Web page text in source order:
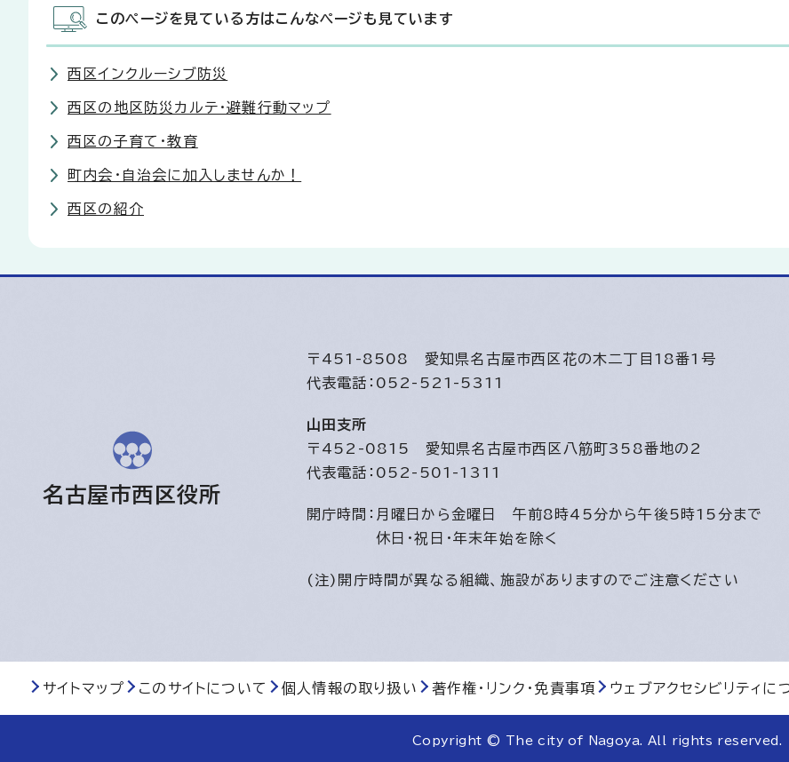
このページを見ている方はこんなページも見ています
西区インクルーシブ防災
西区の地区防災カルテ・避難行動マップ
西区の子育て・教育
町内会・自治会に加入しませんか！
西区の紹介
名古屋市西区役所
〒451-8508 愛知県名古屋市西区花の木二丁目18番1号
代表電話：052-521-5311
山田支所
〒452-0815 愛知県名古屋市西区八筋町358番地の2
代表電話：052-501-1311
開庁時間： 月曜日から金曜日 午前8時45分から午後5時15分まで
休日・祝日・年末年始を除く
(注)開庁時間が異なる組織、施設がありますのでご注意ください
サイトマップ このサイトについて 個人情報の取り扱い 著作権・リンク・免責事項 ウェブアクセシビリティに
Copyright © The city of Nagoya. All rights reserved.